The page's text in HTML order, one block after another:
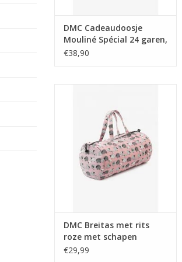
DMC Cadeaudoosje
Mouliné Spécial 24 garen,
2 patronen
€38,90
DMC Breitas met rits
roze met schapen
€29,99